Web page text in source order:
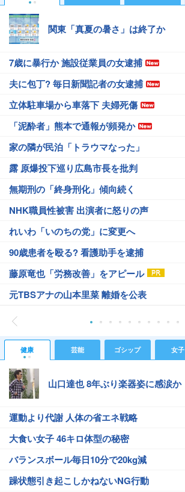
関東「真夏の暑さ」は終了か
7歳に暴行か 施設従業員の女逮捕
夫に包丁? 毎日新聞記者の女逮捕
立体駐車場から車落下 夫婦死傷
「泥酔者」熊本で通報が頻発か
家の隣が民泊「トラウマなった」
露 原爆投下巡り広島市長を批判
無期刑の「終身刑化」傾向続く
NHK職員性被害 出演者に怒りの声
れいわ「いのちの党」に変更へ
90歳患者を殴る? 看護助手を逮捕
藤原竜也「労務改善」をアピール
元TBSアナの山本里菜 離婚を公表
健康 芸能 ゴシップ 女子
山口達也 8年ぶり楽器姿に感涙か
運動より代謝 人体の省エネ戦略
大食い女子 46キロ体型の秘密
バランスボール毎日10分で20kg減
躁状態引き起こしかねないNG行動